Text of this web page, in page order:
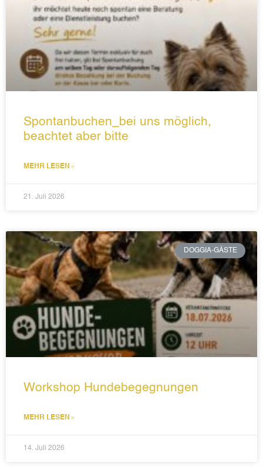
Spontanbuchen_bei uns möglich,
beachtet aber bitte
MEHR LESEN »
21. Juli 2026
DOGGIA-GÄSTE
Workshop Hundebegegnungen
MEHR LESEN »
14. Juli 2026